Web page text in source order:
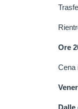
Ore
Cena